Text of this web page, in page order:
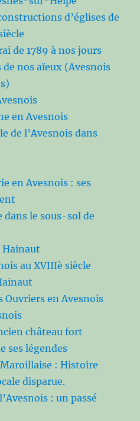
d’églises de
de 1789 à nos jours
nos aïeux (Avesnois
en Avesnois
de l’Avesnois dans
en Avesnois : ses
le sous-sol de
Hainaut
au XVIIIè siècle
Ouvriers en Avesnois
château fort
ses légendes
: Histoire
disparue.
: un passé